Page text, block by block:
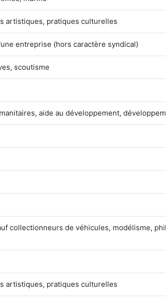
artistiques, pratiques culturelles
entreprise (hors caractère syndical)
scoutisme
aide au développement,
collectionneurs de véhicules, modélisme,
artistiques, pratiques culturelles